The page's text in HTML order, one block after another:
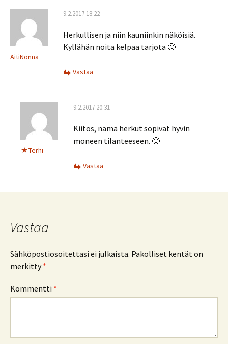
ÄitiNonna
9.2.2017 18:22
Herkullisen ja niin kauniinkin näköisiä.
Kyllähän noita kelpaa tarjota 🙂
Vastaa
Terhi
9.2.2017 20:31
Kiitos, nämä herkut sopivat hyvin
moneen tilanteeseen. 🙂
Vastaa
Vastaa
Sähköpostiosoitettasi ei julkaista. Pakolliset kentät on
merkitty*
Kommentti *